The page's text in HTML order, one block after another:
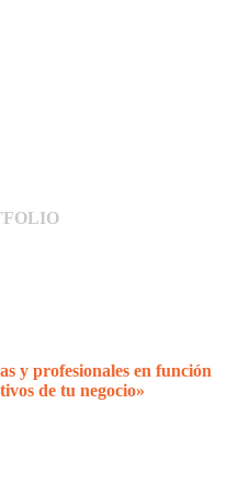
y profesionales en función
de tu negocio»